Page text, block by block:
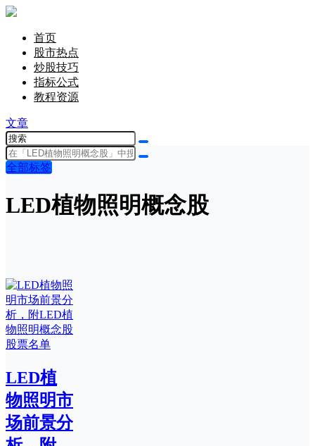
首页
股市热点
炒股技巧
指标公式
教程资源
文章
全部标签
LED植物照明概念股
LED植
物照明市
场前景分